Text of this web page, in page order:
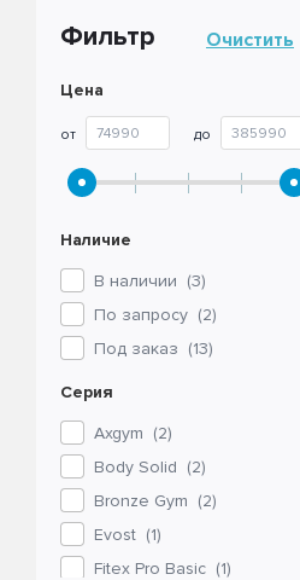
Фильтр
Цена
от до
Наличие
В наличии (3)
По запросу (2)
Под заказ (13)
Серия
Axgym (2)
Body Solid (2)
Bronze Gym (2)
Evost (1)
Fitex Pro Basic (1)